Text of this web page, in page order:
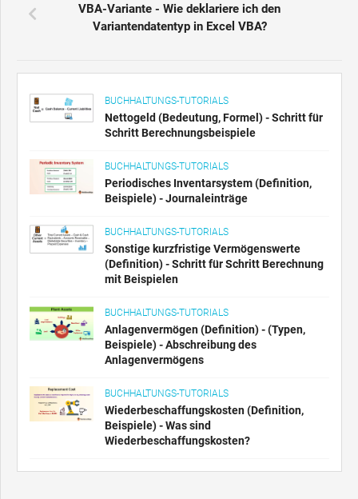
VBA-Variante - Wie deklariere ich den
Variantendatentyp in Excel VBA?
BUCHHALTUNGS-TUTORIALS
Nettogeld (Bedeutung, Formel) - Schritt für
Schritt Berechnungsbeispiele
BUCHHALTUNGS-TUTORIALS
Periodisches Inventarsystem (Definition,
Beispiele) - Journaleinträge
BUCHHALTUNGS-TUTORIALS
Sonstige kurzfristige Vermögenswerte
(Definition) - Schritt für Schritt Berechnung
mit Beispielen
BUCHHALTUNGS-TUTORIALS
Anlagenvermögen (Definition) - (Typen,
Beispiele) - Abschreibung des
Anlagenvermögens
BUCHHALTUNGS-TUTORIALS
Wiederbeschaffungskosten (Definition,
Beispiele) - Was sind
Wiederbeschaffungskosten?